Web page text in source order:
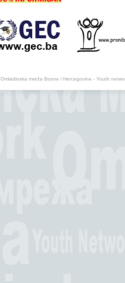
Omladinska mreža Bosne i Hercegovine - Youth